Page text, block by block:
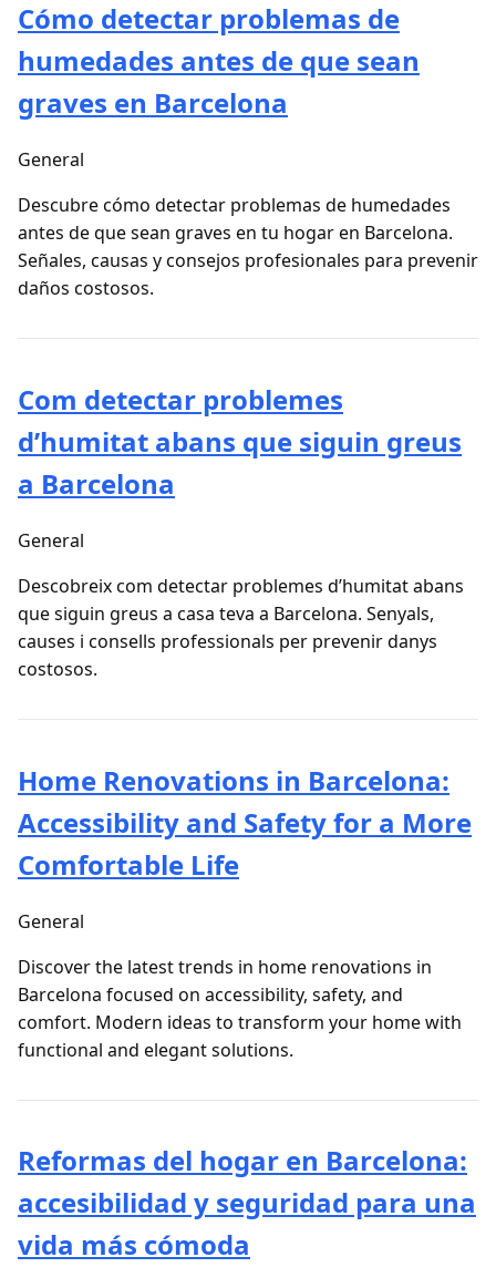
Cómo detectar problemas de
humedades antes de que sean
graves en Barcelona
General
Descubre cómo detectar problemas de humedades
antes de que sean graves en tu hogar en Barcelona.
Señales, causas y consejos profesionales para prevenir
daños costosos.
Com detectar problemes
d’humitat abans que siguin greus
a Barcelona
General
Descobreix com detectar problemes d’humitat abans
que siguin greus a casa teva a Barcelona. Senyals,
causes i consells professionals per prevenir danys
costosos.
Home Renovations in Barcelona:
Accessibility and Safety for a More
Comfortable Life
General
Discover the latest trends in home renovations in
Barcelona focused on accessibility, safety, and
comfort. Modern ideas to transform your home with
functional and elegant solutions.
Reformas del hogar en Barcelona:
accesibilidad y seguridad para una
vida más cómoda